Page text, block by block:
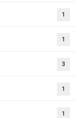
1
1
3
1
1